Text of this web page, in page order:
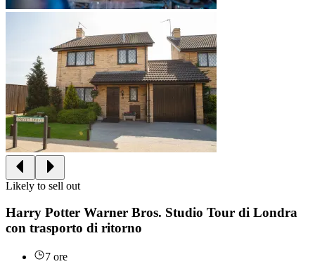
Likely to sell out
Harry Potter Warner Bros. Studio Tour di Londra
con trasporto di ritorno
7 ore